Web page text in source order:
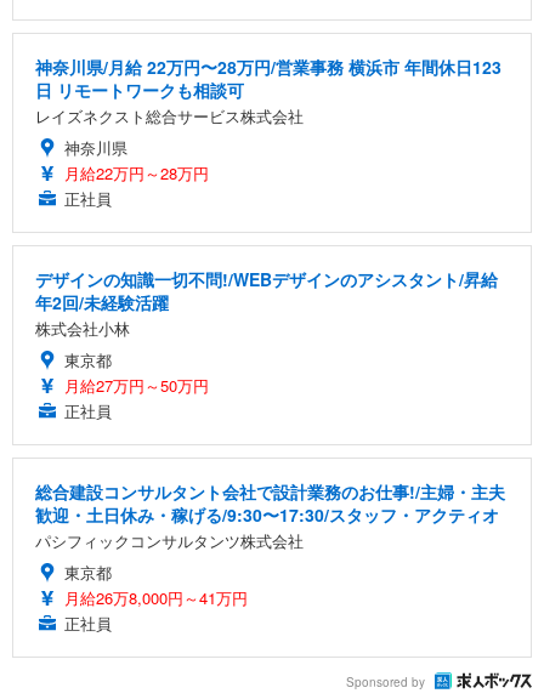
神奈川県/月給 22万円〜28万円/営業事務 横浜市 年間休日123
日 リモートワークも相談可
レイズネクスト総合サービス株式会社
神奈川県
月給22万円～28万円
正社員
デザインの知識一切不問!/WEBデザインのアシスタント/昇給
年2回/未経験活躍
株式会社小林
東京都
月給27万円～50万円
正社員
総合建設コンサルタント会社で設計業務のお仕事!/主婦・主夫
歓迎・土日休み・稼げる/9:30〜17:30/スタッフ・アクティオ
パシフィックコンサルタンツ株式会社
東京都
月給26万8,000円～41万円
正社員
Sponsored by